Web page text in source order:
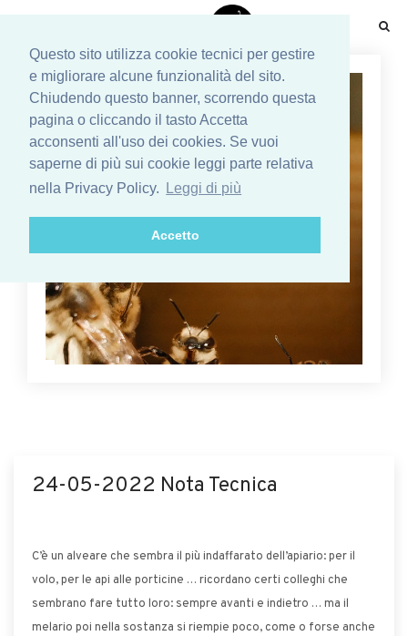
Questo sito utilizza cookie tecnici per gestire
e migliorare alcune funzionalità del sito.
Chiudendo questo banner, scorrendo questa
pagina o cliccando il tasto Accetta
acconsenti all'uso dei cookies. Se vuoi
saperne di più sui cookie leggi parte relativa
nella Privacy Policy.
Leggi di più
Accetto
24-05-2022 Nota Tecnica
C’è un alveare che sembra il più indaffarato dell’apiario: per il
volo, per le api alle porticine … ricordano certi colleghi che
sembrano fare tutto loro: sempre avanti e indietro … ma il
melario poi nella sostanza si riempie poco, come o forse anche